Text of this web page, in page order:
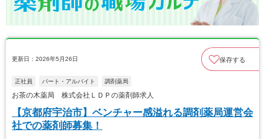
更新日：2026年5月26日 保存する
正社員 パート・アルバイト 調剤薬局
お茶の木薬局 株式会社ＬＤＰの薬剤師求人
【京都府宇治市】ベンチャー感溢れる調剤薬局運営会
社での薬剤師募集！